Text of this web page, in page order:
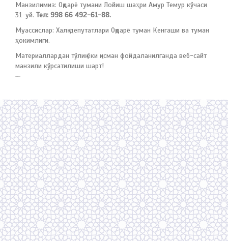
Манзилимиз: Оқдарё тумани Лойиш шаҳри Амур Темур кўчаси
31-уй. Тел: 998 66 492-61-88.
Муассислар: Халқ депутатлари Оқдарё туман Кенгаши ва туман
ҳокимлиги.
Материаллардан тўлиқ ёки қисман фойдаланилганда веб-сайт
манзили кўрсатилиши шарт!